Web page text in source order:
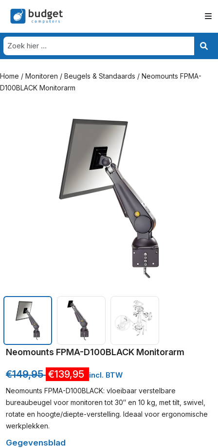
Home / Monitoren / Beugels & Standaards / Neomounts FPMA-
D100BLACK Monitorarm
Neomounts FPMA-D100BLACK Monitorarm
€149,95 €139,95 incl. BTW
Neomounts FPMA-D100BLACK: vloeibaar verstelbare
bureaubeugel voor monitoren tot 30″ en 10 kg, met tilt, swivel,
rotate en hoogte/diepte-verstelling. Ideaal voor ergonomische
werkplekken.
Gegevensblad